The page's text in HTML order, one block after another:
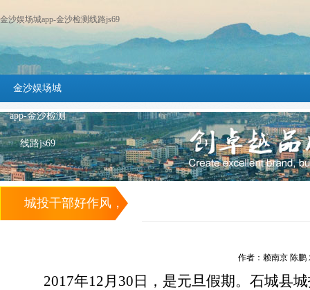
金沙娱场城app-金沙检测线路js69
金沙娱场城
app-金沙检测
线路js69
城投干部好作风，
——石城城投集团
作者：赖南京 陈鹏
2017年12月30日，是元旦假期。石城县